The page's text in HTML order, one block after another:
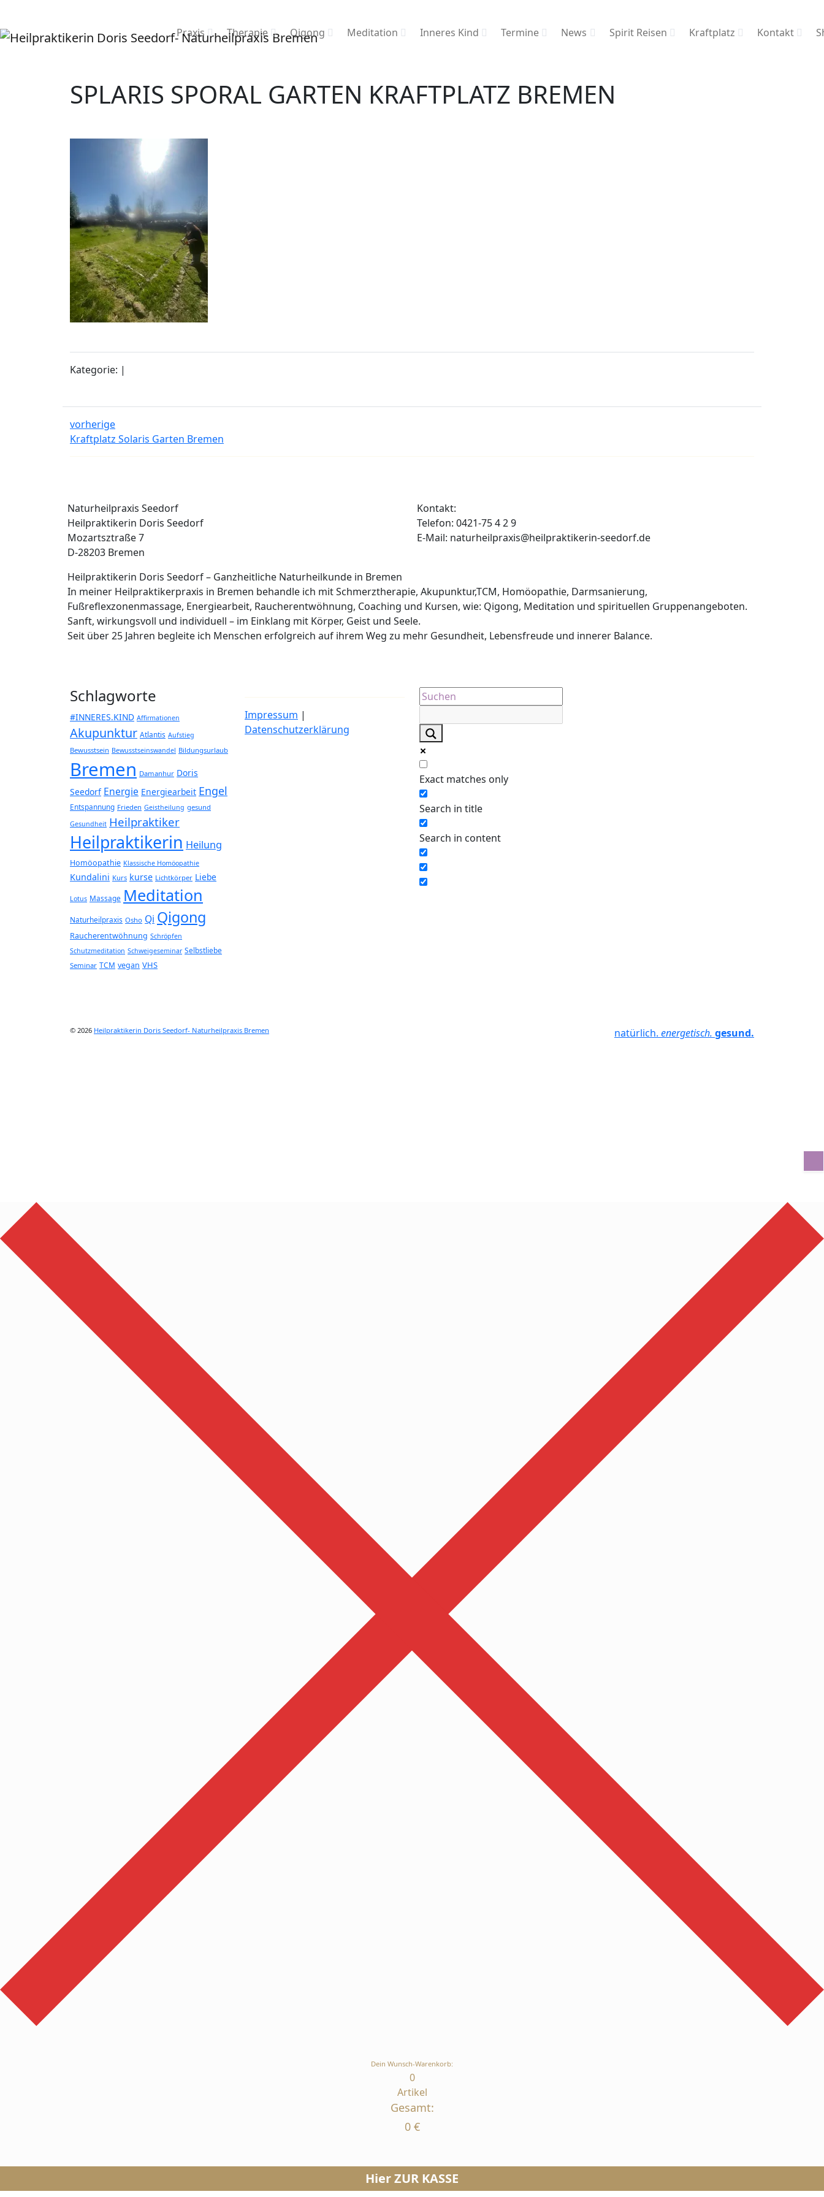
Praxis Therapie Qigong Meditation Inneres Kind Termine News Spirit Reisen Kraftplatz Kontakt
SPLARIS SPORAL GARTEN KRAFTPLATZ BREMEN
Kategorie: |
vorherige
Kraftplatz Solaris Garten Bremen
Naturheilpraxis Seedorf
Heilpraktikerin Doris Seedorf
Mozartsztraße 7
D-28203 Bremen
Kontakt:
Telefon: 0421-75 4 2 9
E-Mail: naturheilpraxis@heilpraktikerin-seedorf.de
Heilpraktikerin Doris Seedorf – Ganzheitliche Naturheilkunde in Bremen
In meiner Heilpraktikerpraxis in Bremen behandle ich mit Schmerztherapie, Akupunktur,TCM, Homöopathie, Darmsanierung,
Fußreflexzonenmassage, Energiearbeit, Raucherentwöhnung, Coaching und Kursen, wie: Qigong, Meditation und spirituellen Gruppenangeboten.
Sanft, wirkungsvoll und individuell – im Einklang mit Körper, Geist und Seele.
Seit über 25 Jahren begleite ich Menschen erfolgreich auf ihrem Weg zu mehr Gesundheit, Lebensfreude und innerer Balance.
Schlagworte
#INNERES.KIND Affirmationen
Akupunktur Atlantis Aufstieg
Bewusstsein Bewusstseinswandel Bildungsurlaub
Bremen Damanhur Doris
Seedorf Energie Energiearbeit Engel
Entspannung Frieden Geistheilung gesund
Gesundheit Heilpraktiker
Heilpraktikerin Heilung
Homöopathie Klassische Homöopathie
Kundalini Kurs kurse Lichtkörper Liebe
Lotus Massage Meditation
Naturheilpraxis Osho Qi Qigong
Raucherentwöhnung Schröpfen
Schutzmeditation Schweigeseminar Selbstliebe
Seminar TCM vegan VHS
Impressum |
Datenschutzerklärung
Exact matches only
Search in title
Search in content
© 2026 Heilpraktikerin Doris Seedorf- Naturheilpraxis Bremen natürlich. energetisch. gesund.
Dein Wunsch-Warenkorb:
0
Artikel
Gesamt:
0 €
Hier ZUR KASSE